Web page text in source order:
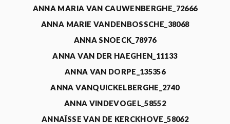
ANNA MARIA VAN CAUWENBERGHE_72666
ANNA MARIE VANDENBOSSCHE_38068
ANNA SNOECK_78976
ANNA VAN DER HAEGHEN_11133
ANNA VAN DORPE_135356
ANNA VANQUICKELBERGHE_2740
ANNA VINDEVOGEL_58552
ANNAÏSSE VAN DE KERCKHOVE_58062